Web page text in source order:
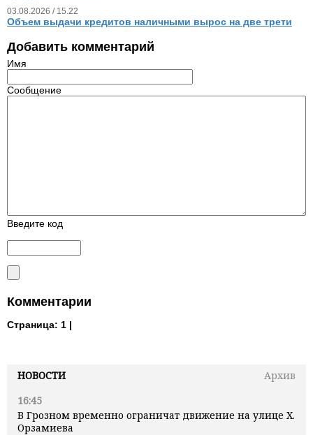
НОВОСТИ
Архив
16:45
В Грозном временно ограничат движение на улице Х.
Орзамиева
03.08.2026 / 15.22
Объем выдачи кредитов наличными вырос на две трети
Добавить комментарий
Имя
Сообщение
Введите код
Комментарии
Страница: 1 |